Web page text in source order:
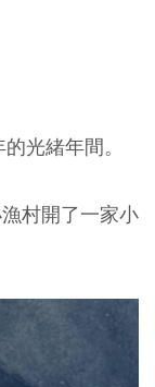
光緒年間。
村開了一家小